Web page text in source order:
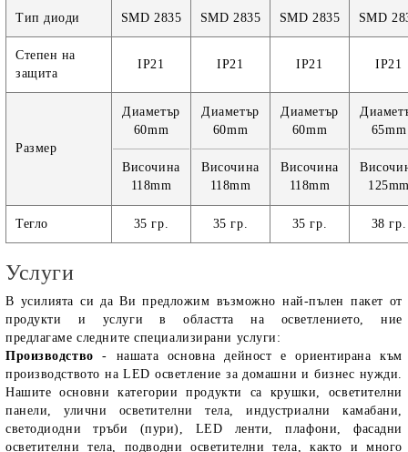
Тип диоди SMD 2835 SMD 2835 SMD 2835 SMD
Степен на
защита
IP21 IP21 IP21 IP21
Размер
Диаметър
60mm
Височина
118mm
Диаметър
60mm
Височина
118mm
Диаметър
60mm
Височина
118mm
65mm
Тегло 35 гр. 35 гр. 35 гр. 38 гр.
Услуги
В усилията си да Ви предложим възможно най-пълен пакет от
продукти и услуги в областта на осветлението, ние
предлагаме следните специализирани услуги:
Производство - нашата основна дейност е ориентирана към
производството на LED осветление за домашни и бизнес нужди.
Нашите основни категории продукти са крушки, осветителни
панели, улични осветителни тела, индустриални камабани,
светодиодни тръби (пури), LED ленти, плафони, фасадни
осветителни тела, подводни осветителни тела, както и много